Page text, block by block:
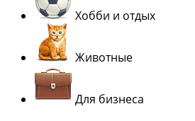
Хобби и отдых
Животные
Для бизнеса